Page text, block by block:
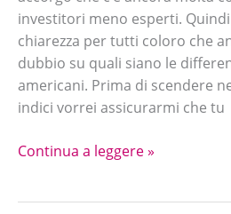
investitori meno esperti.
chiarezza per tutti coloro che
dubbio su quali siano le
americani. Prima di scendere
indici vorrei assicurarmi che tu
Continua a leggere »